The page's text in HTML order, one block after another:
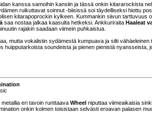
kanssa samoihin kansiin ja tässä onkin kitararockista
ruikuttavat soinnut -biisissä soi täydelliseksi hiottu
kitarapoprockin kylkeen. Kummankin siivun tarttuvuus
saa nostaa jalkaa kaasulta hetkeksi. Ankkuriraita Haaleat
rajakin saadaan viimein puhkaistua.
mutta vokalistin sydämestä kumpuava ja silti
huipputarkoista soundeista ja pienen pienistä nyansseista,
eri tavoin runttaava Wheel niputtaa viimeaikaisia
onkin kolmen toisistaan selvästi eroavan palasen